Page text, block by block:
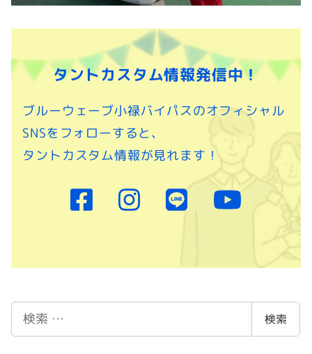
タントカスタム情報発信中！
ブルーウェーブ小禄バイパスのオフィシャル
SNSをフォローすると、
タントカスタム情報が見れます！
索
検索